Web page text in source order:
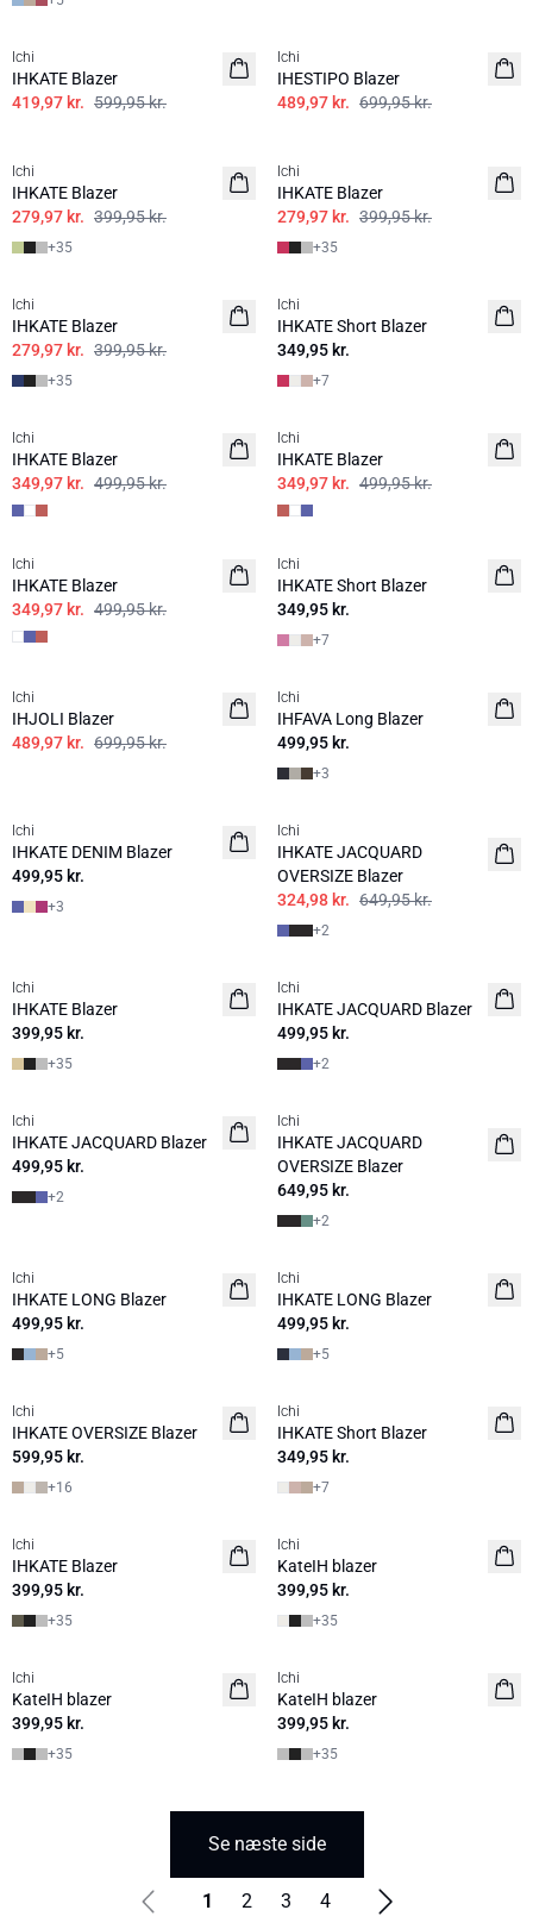
Ichi
IHKATE Blazer
419,97 kr. 599,95 kr.
Ichi
IHESTIPO Blazer
489,97 kr. 699,95 kr.
Ichi
IHKATE Blazer
279,97 kr. 399,95 kr.
+35
Ichi
IHKATE Blazer
279,97 kr. 399,95 kr.
+35
Ichi
IHKATE Blazer
279,97 kr. 399,95 kr.
+35
Ichi
IHKATE Short Blazer
349,95 kr.
+7
Ichi
IHKATE Blazer
349,97 kr. 499,95 kr.
Ichi
IHKATE Blazer
349,97 kr. 499,95 kr.
SALE | 30%
Ichi
IHKATE Blazer
349,97 kr. 499,95 kr.
Ichi
IHKATE Short Blazer
349,95 kr.
+7
Ichi
IHJOLI Blazer
489,97 kr. 699,95 kr.
Ichi
IHFAVA Long Blazer
499,95 kr.
+3
Ichi
IHKATE DENIM Blazer
499,95 kr.
+3
Ichi
IHKATE JACQUARD
OVERSIZE Blazer
324,98 kr. 649,95 kr.
+2
Ichi
IHKATE Blazer
399,95 kr.
+35
Ichi
IHKATE JACQUARD Blazer
499,95 kr.
+2
Ichi
IHKATE JACQUARD Blazer
499,95 kr.
+2
Ichi
IHKATE JACQUARD
OVERSIZE Blazer
649,95 kr.
+2
BASIC
Ichi
IHKATE LONG Blazer
499,95 kr.
+5
BASIC
Ichi
IHKATE LONG Blazer
499,95 kr.
+5
BASIC
Ichi
IHKATE OVERSIZE Blazer
599,95 kr.
+16
BASIC
Ichi
IHKATE Short Blazer
349,95 kr.
+7
BASIC
Ichi
IHKATE Blazer
399,95 kr.
+35
BASIC
Ichi
KateIH blazer
399,95 kr.
+35
BASIC
Ichi
KateIH blazer
399,95 kr.
+35
BASIC
Ichi
KateIH blazer
399,95 kr.
+35
Se næste side
1 2 3 4